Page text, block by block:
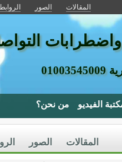
المقالات الصور
واضطرابات
الفيديو من نحن؟
الصور المقالات